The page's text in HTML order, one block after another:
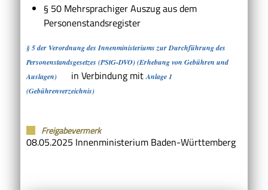
§ 50 Mehrsprachiger Auszug aus dem
Personenstandsregister
§ 5 der Verordnung des Innenministeriums zur Durchführung des
Personenstandsgesetzes (PStG-DVO) (Erhebung von Gebühren und
Auslagen)
in Verbindung mitAnlage 1
(Gebührenverzeichnis)
Freigabevermerk
08.05.2025 Innenministerium Baden-Württemberg